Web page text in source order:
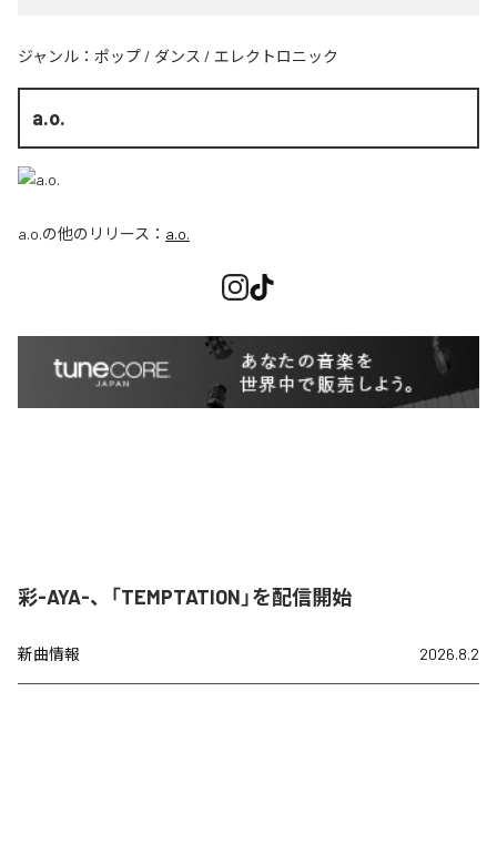
ジャンル： ポップ / ダンス / エレクトロニック
a.o.
a.o.の他のリリース： a.o.
彩-AYA-、「TEMPTATION」を配信開始
新曲情報 2026.8.2